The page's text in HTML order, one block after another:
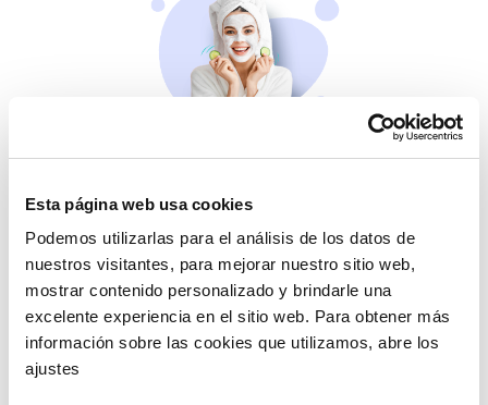
Esta página web usa cookies
Podemos utilizarlas para el análisis de los datos de
nuestros visitantes, para mejorar nuestro sitio web,
mostrar contenido personalizado y brindarle una
excelente experiencia en el sitio web. Para obtener más
información sobre las cookies que utilizamos, abre los
ajustes
Belleza
Si no te mimas tú…